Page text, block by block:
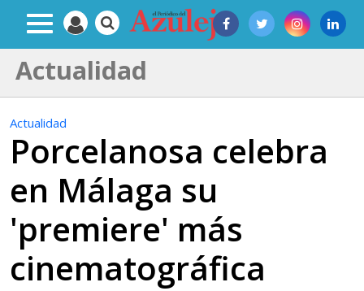
Actualidad
Actualidad
Porcelanosa celebra
en Málaga su
'premiere' más
cinematográfica